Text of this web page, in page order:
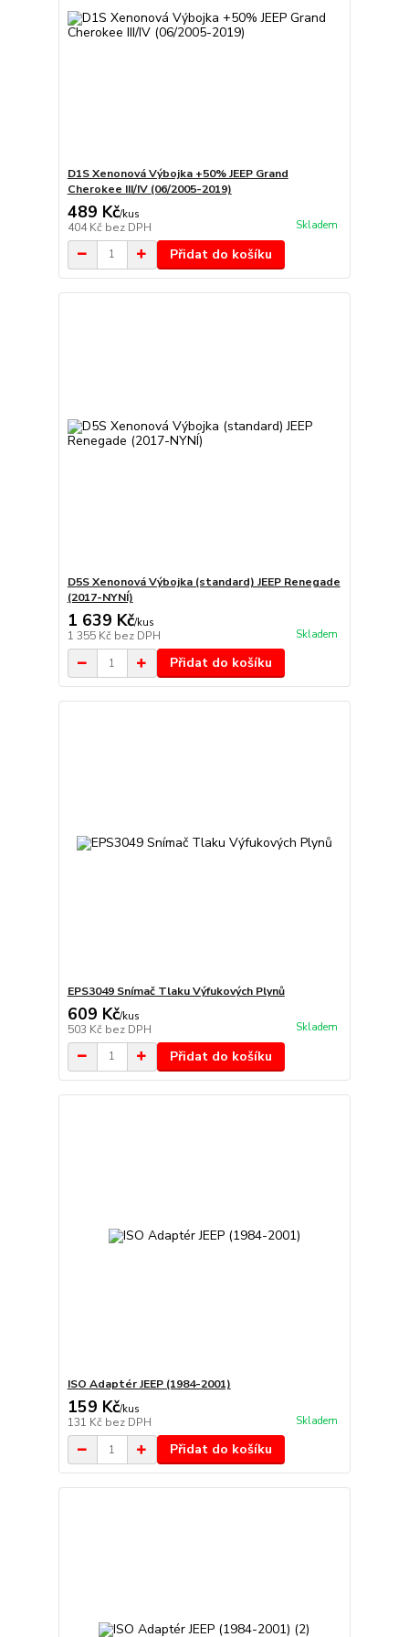
D1S Xenonová Výbojka +50% JEEP Grand
Cherokee III/IV (06/2005-2019)
489 Kč/kus
404 Kč bez DPH Skladem
Přidat do košíku
D5S Xenonová Výbojka (standard) JEEP Renegade
(2017-NYNÍ)
1 639 Kč/kus
1 355 Kč bez DPH Skladem
Přidat do košíku
EPS3049 Snímač Tlaku Výfukových Plynů
609 Kč/kus
503 Kč bez DPH Skladem
Přidat do košíku
ISO Adaptér JEEP (1984-2001)
159 Kč/kus
131 Kč bez DPH Skladem
Přidat do košíku